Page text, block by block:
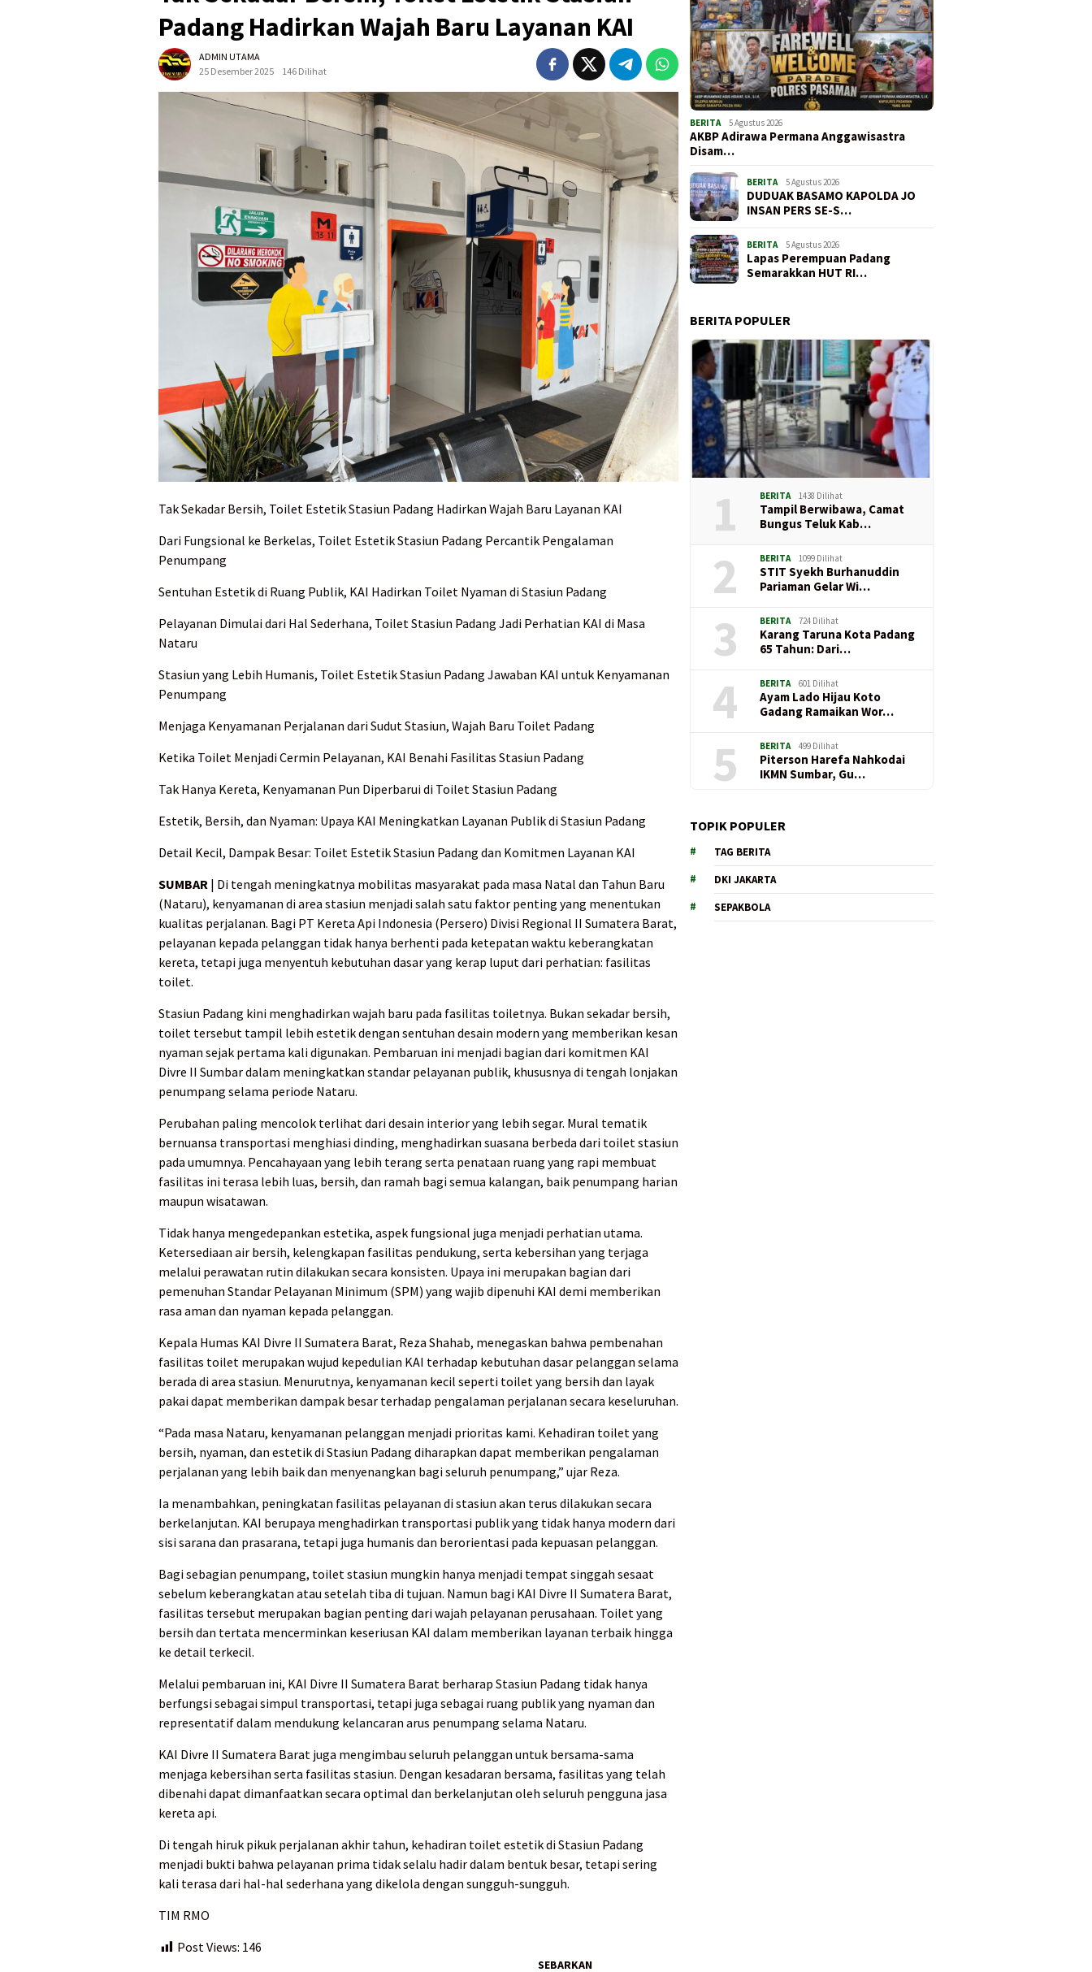
Padang Hadirkan Wajah Baru Layanan KAI
ADMIN UTAMA
25 Desember 2025
146 Dilihat
Tak Sekadar Bersih, Toilet Estetik Stasiun Padang Hadirkan Wajah Baru Layanan KAI
Dari Fungsional ke Berkelas, Toilet Estetik Stasiun Padang Percantik Pengalaman
Penumpang
Sentuhan Estetik di Ruang Publik, KAI Hadirkan Toilet Nyaman di Stasiun Padang
Pelayanan Dimulai dari Hal Sederhana, Toilet Stasiun Padang Jadi Perhatian KAI di Masa
Nataru
Stasiun yang Lebih Humanis, Toilet Estetik Stasiun Padang Jawaban KAI untuk Kenyamanan
Penumpang
Menjaga Kenyamanan Perjalanan dari Sudut Stasiun, Wajah Baru Toilet Padang
Ketika Toilet Menjadi Cermin Pelayanan, KAI Benahi Fasilitas Stasiun Padang
Tak Hanya Kereta, Kenyamanan Pun Diperbarui di Toilet Stasiun Padang
Estetik, Bersih, dan Nyaman: Upaya KAI Meningkatkan Layanan Publik di Stasiun Padang
Detail Kecil, Dampak Besar: Toilet Estetik Stasiun Padang dan Komitmen Layanan KAI
SUMBAR | Di tengah meningkatnya mobilitas masyarakat pada masa Natal dan Tahun Baru
(Nataru), kenyamanan di area stasiun menjadi salah satu faktor penting yang menentukan
kualitas perjalanan. Bagi PT Kereta Api Indonesia (Persero) Divisi Regional II Sumatera Barat,
pelayanan kepada pelanggan tidak hanya berhenti pada ketepatan waktu keberangkatan
kereta, tetapi juga menyentuh kebutuhan dasar yang kerap luput dari perhatian: fasilitas
toilet.
Stasiun Padang kini menghadirkan wajah baru pada fasilitas toiletnya. Bukan sekadar bersih,
toilet tersebut tampil lebih estetik dengan sentuhan desain modern yang memberikan kesan
nyaman sejak pertama kali digunakan. Pembaruan ini menjadi bagian dari komitmen KAI
Divre II Sumbar dalam meningkatkan standar pelayanan publik, khususnya di tengah lonjakan
penumpang selama periode Nataru.
Perubahan paling mencolok terlihat dari desain interior yang lebih segar. Mural tematik
bernuansa transportasi menghiasi dinding, menghadirkan suasana berbeda dari toilet stasiun
pada umumnya. Pencahayaan yang lebih terang serta penataan ruang yang rapi membuat
fasilitas ini terasa lebih luas, bersih, dan ramah bagi semua kalangan, baik penumpang harian
maupun wisatawan.
Tidak hanya mengedepankan estetika, aspek fungsional juga menjadi perhatian utama.
Ketersediaan air bersih, kelengkapan fasilitas pendukung, serta kebersihan yang terjaga
melalui perawatan rutin dilakukan secara konsisten. Upaya ini merupakan bagian dari
pemenuhan Standar Pelayanan Minimum (SPM) yang wajib dipenuhi KAI demi memberikan
rasa aman dan nyaman kepada pelanggan.
Kepala Humas KAI Divre II Sumatera Barat, Reza Shahab, menegaskan bahwa pembenahan
fasilitas toilet merupakan wujud kepedulian KAI terhadap kebutuhan dasar pelanggan selama
berada di area stasiun. Menurutnya, kenyamanan kecil seperti toilet yang bersih dan layak
pakai dapat memberikan dampak besar terhadap pengalaman perjalanan secara keseluruhan.
“Pada masa Nataru, kenyamanan pelanggan menjadi prioritas kami. Kehadiran toilet yang
bersih, nyaman, dan estetik di Stasiun Padang diharapkan dapat memberikan pengalaman
perjalanan yang lebih baik dan menyenangkan bagi seluruh penumpang,” ujar Reza.
Ia menambahkan, peningkatan fasilitas pelayanan di stasiun akan terus dilakukan secara
berkelanjutan. KAI berupaya menghadirkan transportasi publik yang tidak hanya modern dari
sisi sarana dan prasarana, tetapi juga humanis dan berorientasi pada kepuasan pelanggan.
Bagi sebagian penumpang, toilet stasiun mungkin hanya menjadi tempat singgah sesaat
sebelum keberangkatan atau setelah tiba di tujuan. Namun bagi KAI Divre II Sumatera Barat,
fasilitas tersebut merupakan bagian penting dari wajah pelayanan perusahaan. Toilet yang
bersih dan tertata mencerminkan keseriusan KAI dalam memberikan layanan terbaik hingga
ke detail terkecil.
Melalui pembaruan ini, KAI Divre II Sumatera Barat berharap Stasiun Padang tidak hanya
berfungsi sebagai simpul transportasi, tetapi juga sebagai ruang publik yang nyaman dan
representatif dalam mendukung kelancaran arus penumpang selama Nataru.
KAI Divre II Sumatera Barat juga mengimbau seluruh pelanggan untuk bersama-sama
menjaga kebersihan serta fasilitas stasiun. Dengan kesadaran bersama, fasilitas yang telah
dibenahi dapat dimanfaatkan secara optimal dan berkelanjutan oleh seluruh pengguna jasa
kereta api.
Di tengah hiruk pikuk perjalanan akhir tahun, kehadiran toilet estetik di Stasiun Padang
menjadi bukti bahwa pelayanan prima tidak selalu hadir dalam bentuk besar, tetapi sering
kali terasa dari hal-hal sederhana yang dikelola dengan sungguh-sungguh.
TIM RMO
Post Views: 146
SEBARKAN
BERITA 5 Agustus 2026
AKBP Adirawa Permana Anggawisastra
Disam…
BERITA 5 Agustus 2026
DUDUAK BASAMO KAPOLDA JO
INSAN PERS SE-S…
BERITA 5 Agustus 2026
Lapas Perempuan Padang
Semarakkan HUT RI…
BERITA POPULER
1 BERITA 1438 Dilihat
Tampil Berwibawa, Camat
Bungus Teluk Kab…
2 BERITA 1099 Dilihat
STIT Syekh Burhanuddin
Pariaman Gelar Wi…
3 BERITA 724 Dilihat
Karang Taruna Kota Padang
65 Tahun: Dari…
4 BERITA 601 Dilihat
Ayam Lado Hijau Koto
Gadang Ramaikan Wor…
5 BERITA 499 Dilihat
Piterson Harefa Nahkodai
IKMN Sumbar, Gu…
TOPIK POPULER
TAG BERITA
DKI JAKARTA
SEPAKBOLA